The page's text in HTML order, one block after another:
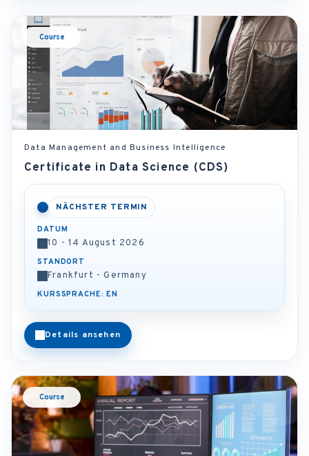
Course
Data Management and Business Intelligence
Certificate in Data Science (CDS)
NÄCHSTER TERMIN
DATUM
10 - 14 August 2026
STANDORT
Frankfurt - Germany
KURSSPRACHE: EN
Details ansehen
Course